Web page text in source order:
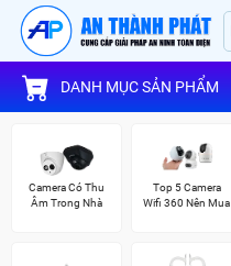
DANH MỤC SẢN PHẨM
Camera Có Thu
Âm Trong Nhà
Top 5 Camera
Wifi 360 Nên Mua